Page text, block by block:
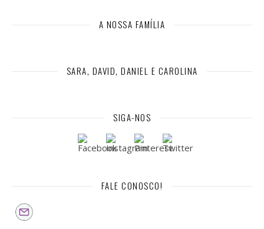
A NOSSA FAMÍLIA
SARA, DAVID, DANIEL E CAROLINA
SIGA-NOS
FALE CONOSCO!